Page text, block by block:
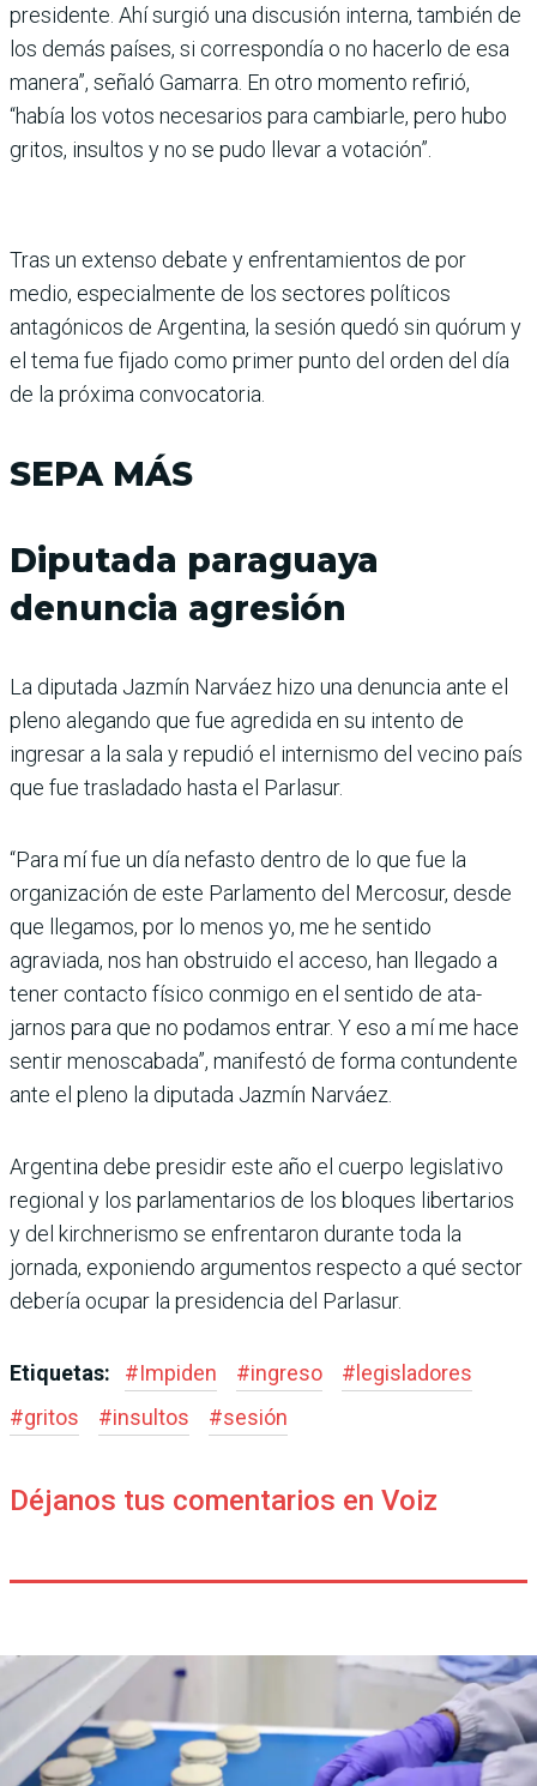
presi­dente. Ahí surgió una discusión interna, también de
los demás países, si correspondía o no hacerlo de esa
manera”, señaló Gamarra. En otro momento refirió,
“había los votos necesa­rios para cambiarle, pero hubo
gritos, insultos y no se pudo lle­var a votación”.
Tras un extenso debate y enfrentamientos de por
medio, especialmente de los sectores políticos
antagóni­cos de Argentina, la sesión quedó sin quórum y
el tema fue fijado como primer punto del orden del día
de la próxima convocatoria.
SEPA MÁS
Diputada paraguaya
denuncia agresión
La diputada Jazmín Narváez hizo una denuncia ante el
pleno ale­gando que fue agredida en su intento de
ingresar a la sala y repudió el internismo del vecino país
que fue trasladado hasta el Parlasur.
“Para mí fue un día nefasto dentro de lo que fue la
organización de este Parlamento del Mercosur, desde
que llegamos, por lo menos yo, me he sentido
agraviada, nos han obstruido el acceso, han llegado a
tener contacto físico conmigo en el sentido de ata­
jarnos para que no podamos entrar. Y eso a mí me hace
sentir menoscabada”, manifestó de forma contundente
ante el pleno la diputada Jazmín Narváez.
Argentina debe presidir este año el cuerpo legislativo
regional y los parlamentarios de los bloques libertarios
y del kirchnerismo se enfrentaron durante toda la
jornada, exponiendo argumentos respecto a qué sector
debería ocupar la presidencia del Parlasur.
Etiquetas: #Impiden #ingreso #legisladores
#gritos #insultos #sesión
Déjanos tus comentarios en Voiz